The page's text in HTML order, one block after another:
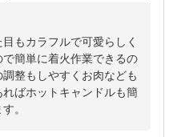
もカラフルで可愛らしく
簡単に着火作業できるの
整もしやすくお肉なども
ばホットキャンドルも簡
。